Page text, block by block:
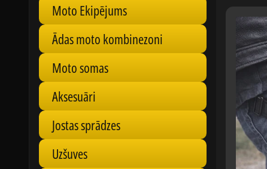
Moto Ekipējums
Ādas moto kombinezoni
Moto somas
Aksesuāri
Jostas sprādzes
Uzšuves